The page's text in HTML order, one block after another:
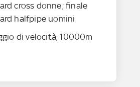
cross donne; finale
halfpipe uomini
di velocità, 10000m